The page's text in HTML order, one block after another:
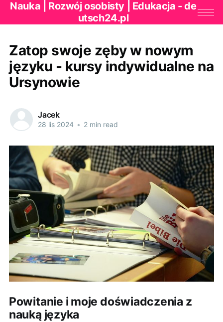
Nauka | Rozwój osobisty | Edukacja - de
utsch24.pl
Zatop swoje zęby w nowym
języku - kursy indywidualne na
Ursynowie
Jacek
28 lis 2024 • 2 min read
Powitanie i moje doświadczenia z
nauką języka